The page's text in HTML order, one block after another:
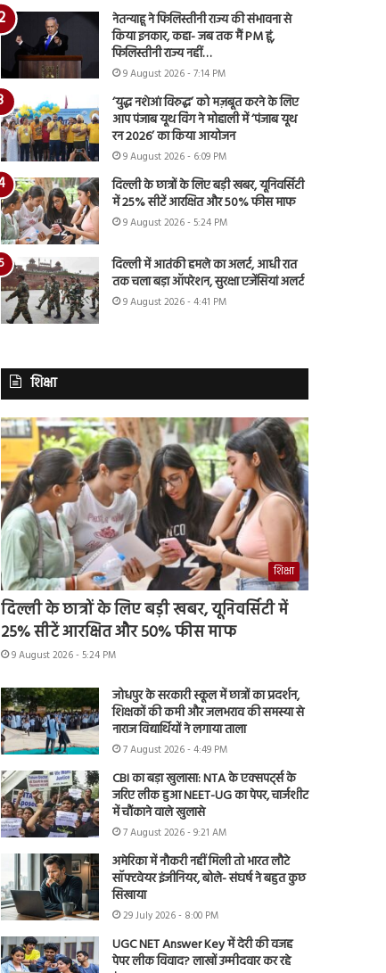
नेतन्याहू ने फिलिस्तीनी राज्य की संभावना से
किया इनकार, कहा- जब तक मैं PM हूं,
फिलिस्तीनी राज्य नहीं…
9 August 2026 - 7:14 PM
‘युद्ध नशेआं विरुद्ध’ को मज़बूत करने के लिए
आप पंजाब यूथ विंग ने मोहाली में ‘पंजाब यूथ
रन 2026’ का किया आयोजन
9 August 2026 - 6:09 PM
दिल्ली के छात्रों के लिए बड़ी खबर, यूनिवर्सिटी
में 25% सीटें आरक्षित और 50% फीस माफ
9 August 2026 - 5:24 PM
दिल्ली में आतंकी हमले का अलर्ट, आधी रात
तक चला बड़ा ऑपरेशन, सुरक्षा एजेंसियां अलर्ट
9 August 2026 - 4:41 PM
शिक्षा
शिक्षा
दिल्ली के छात्रों के लिए बड़ी खबर, यूनिवर्सिटी में
25% सीटें आरक्षित और 50% फीस माफ
9 August 2026 - 5:24 PM
जोधपुर के सरकारी स्कूल में छात्रों का प्रदर्शन,
शिक्षकों की कमी और जलभराव की समस्या से
नाराज विद्यार्थियों ने लगाया ताला
7 August 2026 - 4:49 PM
CBI का बड़ा खुलासा: NTA के एक्सपर्ट्स के
जरिए लीक हुआ NEET-UG का पेपर, चार्जशीट
में चौंकाने वाले खुलासे
7 August 2026 - 9:21 AM
अमेरिका में नौकरी नहीं मिली तो भारत लौटे
सॉफ्टवेयर इंजीनियर, बोले- संघर्ष ने बहुत कुछ
सिखाया
29 July 2026 - 8:00 PM
UGC NET Answer Key में देरी की वजह
पेपर लीक विवाद? लाखों उम्मीदवार कर रहे